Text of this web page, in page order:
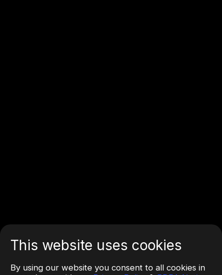
This website uses cookies
By using our website you consent to all cookies in